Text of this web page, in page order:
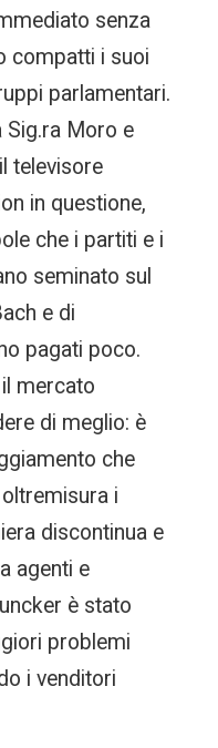
senza
compatti i suoi
parlamentari.
Sig.ra Moro e
televisore
in questione,
che i partiti e i
seminato sul
e di
pagati poco.
mercato
di meglio: è
che
i
discontinua e
agenti e
è stato
problemi
i venditori